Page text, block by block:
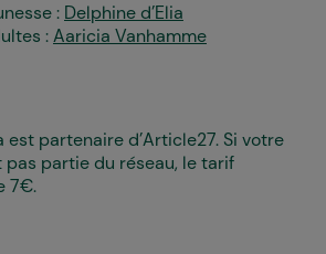
: Delphine d’Elia
:Aaricia Vanhamme
est partenaire d’Article27. Si votre
partie du réseau, le tarif
7€.